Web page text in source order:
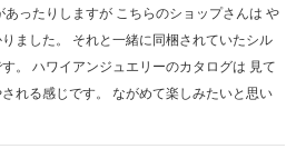
ったりしますが こちらのショップさんは や
ました。 それと一緒に同梱されていたシル
。 ハワイアンジュエリーのカタログは 見て
れる感じです。 ながめて楽しみたいと思い